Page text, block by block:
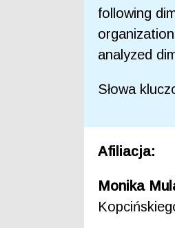
following
analyzed
Słowa
Afiliacja:
Monika